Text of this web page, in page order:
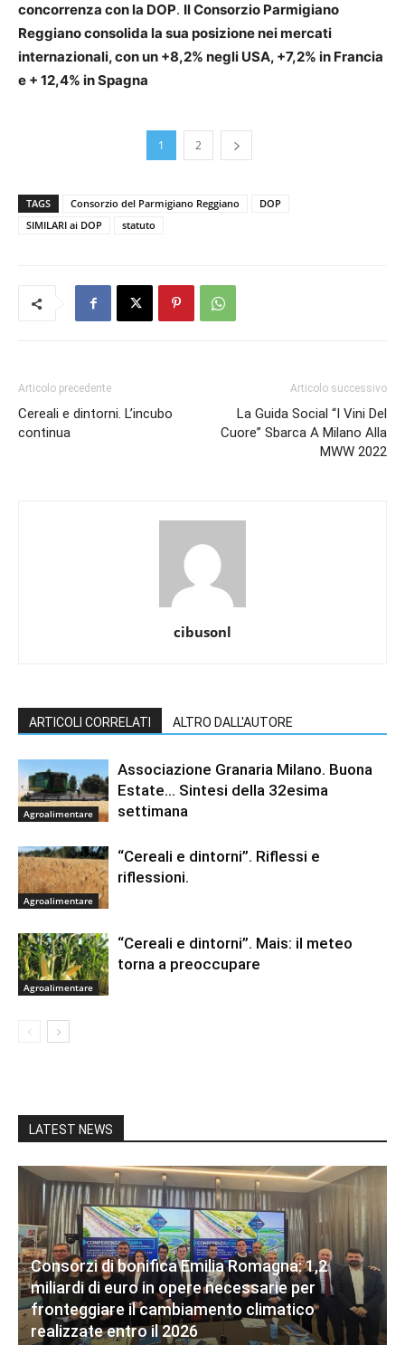
concorrenza con la DOP. Il Consorzio Parmigiano
Reggiano consolida la sua posizione nei mercati
internazionali, con un +8,2% negli USA, +7,2% in Francia
e + 12,4% in Spagna
1 2
TAGS Consorzio del Parmigiano Reggiano
DOP
SIMILARI ai DOP
statuto
Articolo precedente
Cereali e dintorni. L’incubo
continua
Articolo successivo
La Guida Social “I Vini Del
Cuore” Sbarca A Milano Alla
MWW 2022
cibusonl
ARTICOLI CORRELATI ALTRO DALL'AUTORE
Agroalimentare
Associazione Granaria Milano. Buona
Estate… Sintesi della 32esima
settimana
Agroalimentare
“Cereali e dintorni”. Riflessi e
riflessioni.
Agroalimentare
“Cereali e dintorni”. Mais: il meteo
torna a preoccupare
LATEST NEWS
Consorzi di bonifica Emilia Romagna: 1,2
miliardi di euro in opere necessarie per
fronteggiare il cambiamento climatico
realizzate entro il 2026